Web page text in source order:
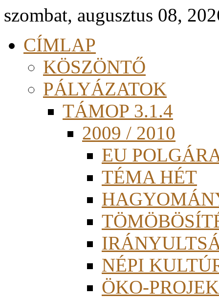
szombat, augusztus 08,
CÍMLAP
KÖSZÖNTŐ
PÁLYÁZATOK
TÁMOP 3.1.4
2009 / 2010
EU
TÉMA HÉT
NÉPI
ÖKO-